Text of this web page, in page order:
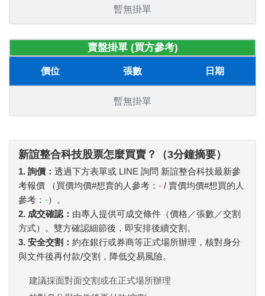
暫無掛單
賣盤掛單 (買方參考)
價位 張數 日期
暫無掛單
新誼整合科技股票怎麼買賣？（3分鐘摘要）
1. 詢價： 透過下方表單或 LINE 詢問 新誼整合科技最新參
考報價 （買價均價#想賣的人參考： - / 賣價均價#想買的人
參考： -）。
2. 成交確認： 由專人提供可成交條件（價格／張數／交割
方式）。雙方確認細節後，即安排後續交割。
3. 安全交割： 約在銀行或券商等正式場所辦理，核對身分
與文件後再付款/交割，降低交易風險。
建議採面對面交割或在正式場所辦理